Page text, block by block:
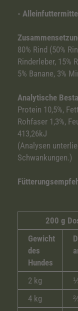
-
80% Rind (50%
Rinderleber, 15%
5% Banane, 3%
Analytische
Protein 10,5%,
Rohfaser 1,3%,
413,26kJ
(Analysen
Schwankungen.)
200 g
Gewicht
des
Hundes
2 kg
4 kg